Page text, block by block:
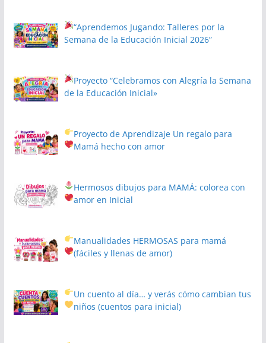
“Aprendemos Jugando: Talleres por la
Semana de la Educación Inicial 2026”
Proyecto“Celebramos con Alegría la Semana
de la Educación Inicial»
Proyecto de Aprendizaje Un regalo para
Mamá hecho con amor
Hermosos dibujos para MAMÁ: colorea con
amor en Inicial
Manualidades HERMOSAS para mamá
(fáciles y llenas de amor)
Un cuento al día… y verás cómo cambian tus
niños(cuentos para inicial)